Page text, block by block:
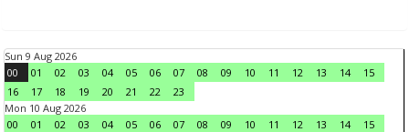
Sun 9 Aug 2026
00
01 02 03 04 05 06 07 08 09 10 11 12 13 14
15
16
17 18 19 20 21 22
23
Mon 10 Aug 2026
00
01 02 03 04 05 06 07 08 09 10 11 12 13 14
15